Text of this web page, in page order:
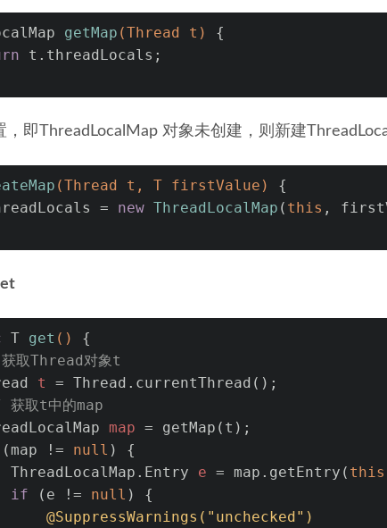
getMap (Thread t)
{
t.threadLocals;
，即ThreadLocalMap 对象未创建，则新建
(Thread t, T firstValue)
{
=
new ThreadLocalMap ( this ,
T get ()
{
取Thread对象t
t = Thread.currentThread();
取t中的map
map = getMap(t);
(map != null ) {
ThreadLocalMap.
Entry e = map.getEntry( this
if (e != null ) {
@SuppressWarnings("unchecked")